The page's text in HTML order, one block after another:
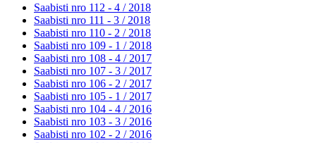
Saabisti nro 112 - 4 / 2018
Saabisti nro 111 - 3 / 2018
Saabisti nro 110 - 2 / 2018
Saabisti nro 109 - 1 / 2018
Saabisti nro 108 - 4 / 2017
Saabisti nro 107 - 3 / 2017
Saabisti nro 106 - 2 / 2017
Saabisti nro 105 - 1 / 2017
Saabisti nro 104 - 4 / 2016
Saabisti nro 103 - 3 / 2016
Saabisti nro 102 - 2 / 2016